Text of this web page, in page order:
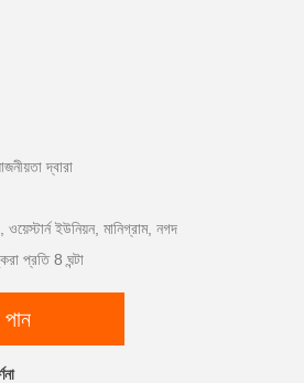
দ্বারা
ইউনিয়ন, মানিগ্রাম, নগদ
প্রতি 8 ঘন্টা